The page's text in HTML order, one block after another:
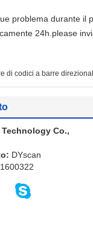
problema durante il
24h.please
di codici a barre
Co.,
DYscan